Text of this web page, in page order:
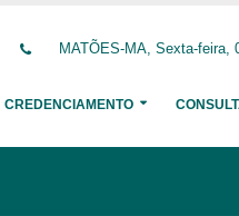
MATÕES-MA, Sexta-feira,
CREDENCIAMENTO